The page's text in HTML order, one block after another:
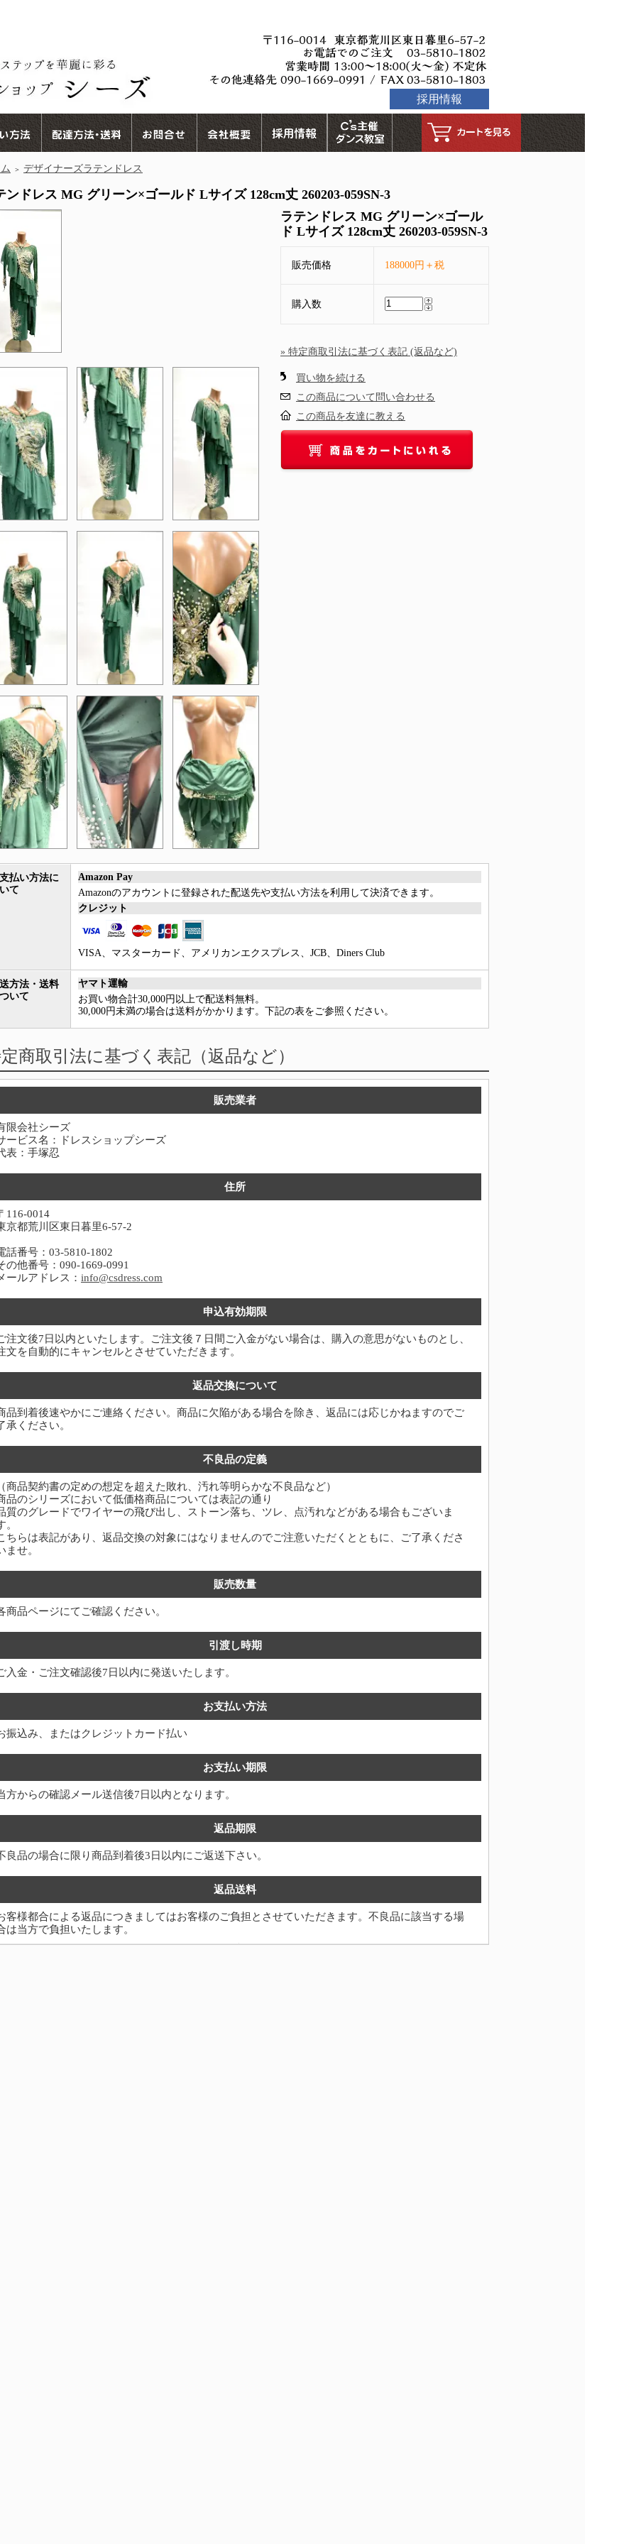
採用情報
＞ デザイナーズラテンドレス
ンドレス MG グリーン×ゴールド Lサイズ 128cm丈 260203-059SN-3
ラテンドレス MG グリーン×ゴール
ド Lサイズ 128cm丈 260203-059SN-3
販売価格 188000円＋税
購入数
» 特定商取引法に基づく表記 (返品など)
買い物を続ける
この商品について問い合わせる
この商品を友達に教える
払い方法に
て
Amazon Pay
Amazonのアカウントに登録された配送先や支払い方法を利用して決済できます。
クレジット
VISA、マスターカード、アメリカンエクスプレス、JCB、Diners Club
方法・送料
いて
ヤマト運輸
お買い物合計30,000円以上で配送料無料。
30,000円未満の場合は送料がかかります。下記の表をご参照ください。
商取引法に基づく表記（返品など）
販売業者
限会社シーズ
ービス名：ドレスショップシーズ
表：手塚忍
住所
116-0014
京都荒川区東日暮里6-57-2
話番号：03-5810-1802
の他番号：090-1669-0991
ールアドレス： info@csdress.com
申込有効期限
注文後7日以内といたします。ご注文後７日間ご入金がない場合は、購入の意思がないものとし、
文を自動的にキャンセルとさせていただきます。
返品交換について
品到着後速やかにご連絡ください。商品に欠陥がある場合を除き、返品には応じかねますのでご
承ください。
不良品の定義
商品契約書の定めの想定を超えた敗れ、汚れ等明らかな不良品など）
品のシリーズにおいて低価格商品については表記の通り
質のグレードでワイヤーの飛び出し、ストーン落ち、ツレ、点汚れなどがある場合もございま
。
ちらは表記があり、返品交換の対象にはなりませんのでご注意いただくとともに、ご了承くださ
ませ。
販売数量
商品ページにてご確認ください。
引渡し時期
入金・ご注文確認後7日以内に発送いたします。
お支払い方法
振込み、またはクレジットカード払い
お支払い期限
方からの確認メール送信後7日以内となります。
返品期限
良品の場合に限り商品到着後3日以内にご返送下さい。
返品送料
客様都合による返品につきましてはお客様のご負担とさせていただきます。不良品に該当する場
は当方で負担いたします。